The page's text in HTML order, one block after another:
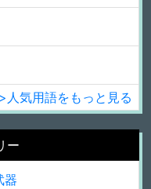
人気用語をもっと見る
ー
器